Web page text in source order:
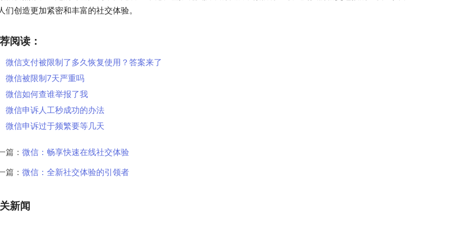
们创造更加紧密和丰富的社交体验。
阅读：
微信支付被限制了多久恢复使用？答案来了
微信被限制7天严重吗
微信如何查谁举报了我
微信申诉人工秒成功的办法
微信申诉过于频繁要等几天
篇： 微信：畅享快速在线社交体验
篇： 微信：全新社交体验的引领者
新闻